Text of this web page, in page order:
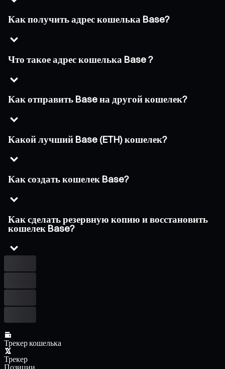
Как получить адрес кошелька Base?
Что такое адрес кошелька Base ?
Как отправить Base на другой кошелек?
Какой лучший Base (ETH) кошелек?
Как создать кошелек Base?
Как сделать резервную копию и восстановить
кошелек Base?
Трекер кошелька
Трекер